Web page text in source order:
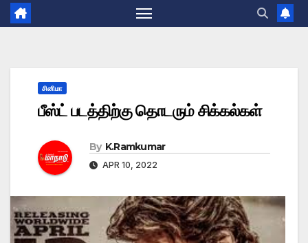
சினிமா
பீஸ்ட் படத்திற்கு தொடரும் சிக்கல்கள்
By K.Ramkumar
APR 10, 2022